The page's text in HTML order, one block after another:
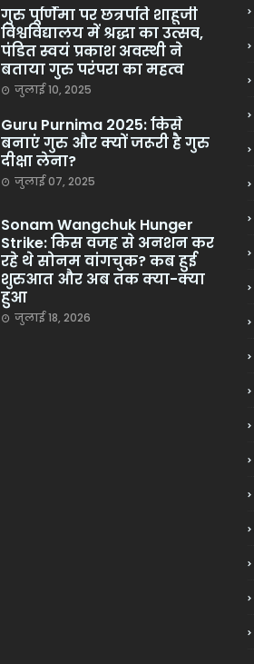
गुरु पूर्णिमा पर छत्रपति शाहूजी
विश्वविद्यालय में श्रद्धा का उत्सव,
पंडित स्वयं प्रकाश अवस्थी ने
बताया गुरु परंपरा का महत्व
जुलाई 10, 2025
Guru Purnima 2025: किसे
बनाएं गुरु और क्यों जरूरी है गुरु
दीक्षा लेना?
जुलाई 07, 2025
Sonam Wangchuk Hunger
Strike: किस वजह से अनशन कर
रहे थे सोनम वांगचुक? कब हुई
शुरुआत और अब तक क्या-क्या
हुआ
जुलाई 18, 2026